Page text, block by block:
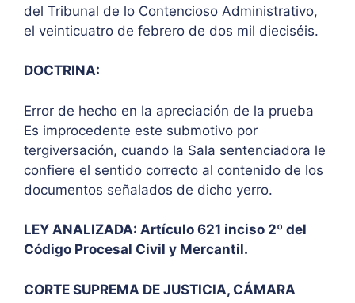
del Tribunal de lo Contencioso Administrativo,
el veinticuatro de febrero de dos mil dieciséis.
DOCTRINA:
Error de hecho en la apreciación de la prueba
Es improcedente este submotivo por
tergiversación, cuando la Sala sentenciadora le
confiere el sentido correcto al contenido de los
documentos señalados de dicho yerro.
LEY ANALIZADA: Artículo 621 inciso 2º del
Código Procesal Civil y Mercantil.
CORTE SUPREMA DE JUSTICIA, CÁMARA